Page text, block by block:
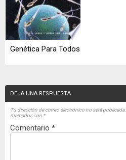
Genética Para Todos
DEJA UNA RESPUESTA
Tu dirección de correo electrónico no será publicada.
marcados con *
Comentario *